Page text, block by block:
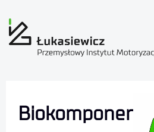
Biokomponenty